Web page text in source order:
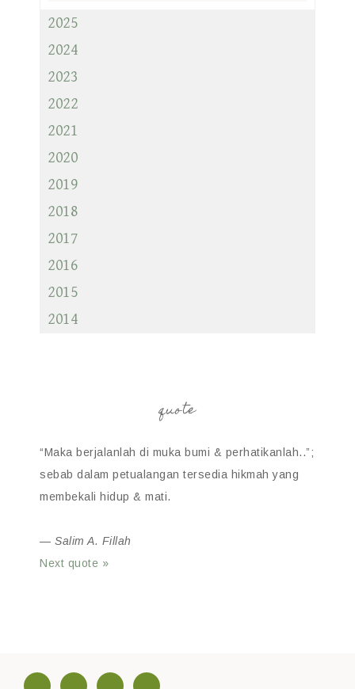
2025
2024
2023
2022
2021
2020
2019
2018
2017
2016
2015
2014
quote
“Maka berjalanlah di muka bumi & perhatikanlah..”;
sebab dalam petualangan tersedia hikmah yang
membekali hidup & mati.
— Salim A. Fillah
Next quote »